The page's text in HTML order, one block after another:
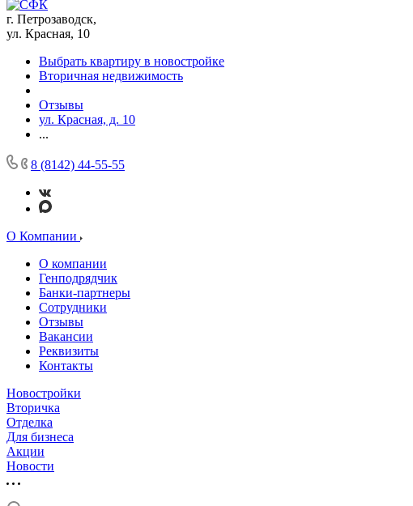
г. Петрозаводск,
ул. Красная, 10
Выбрать квартиру в новостройке
Вторичная недвижимость
Отзывы
ул. Красная, д. 10
...
8 (8142) 44-55-55
О Компании
О компании
Генподрядчик
Банки-партнеры
Сотрудники
Отзывы
Вакансии
Реквизиты
Контакты
Новостройки
Вторичка
Отделка
Для бизнеса
Акции
Новости